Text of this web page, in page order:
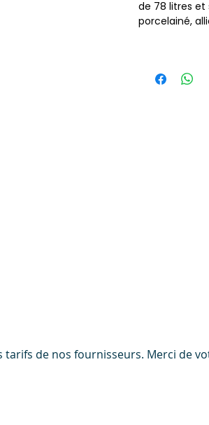
de 78 litres et
porcelainé,
tandis que le
de nos fournisseurs. Merci de